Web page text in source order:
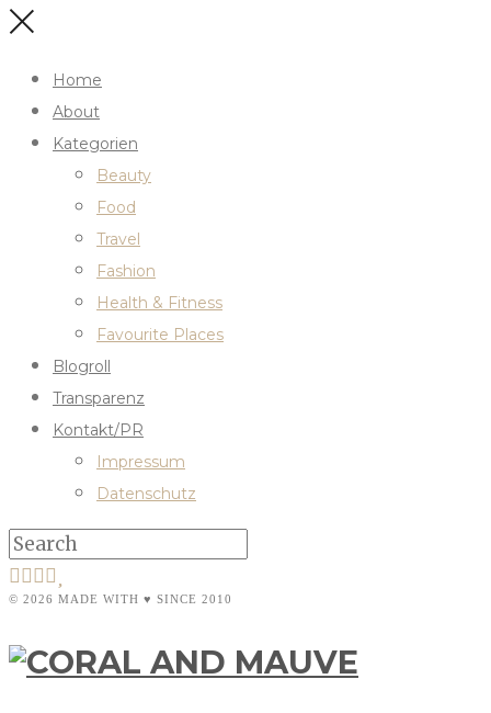
Home
About
Kategorien
Beauty
Food
Travel
Fashion
Health & Fitness
Favourite Places
Blogroll
Transparenz
Kontakt/PR
Impressum
Datenschutz
© 2026 MADE WITH ♥ SINCE 2010